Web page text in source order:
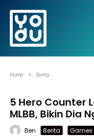
Home Berita
5 Hero Counter
MLBB, Bikin Dia
Ben Berita Games